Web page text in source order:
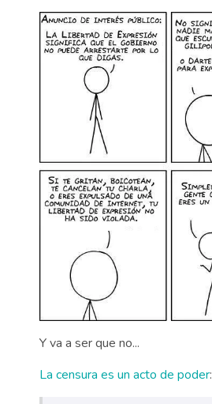
Y va a ser que no...
La censura es un acto de poder: